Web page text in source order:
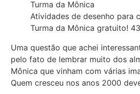
Atividades de desenho para
Turma da Mônica gratuito! 43
Uma questão que achei
pelo fato de lembrar muito dos
Mônica que vinham com várias
Quem cresceu nos anos 2000